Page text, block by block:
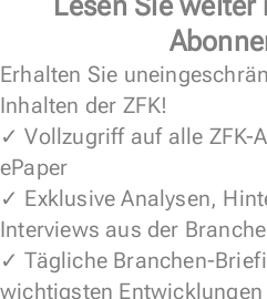
Erhalten Sie
Inhalten der ZFK!
✓ Vollzugriff auf alle ZFK-
ePaper
✓ Exklusive Analysen,
Interviews aus der Branche
✓ Tägliche Branchen-
wichtigsten Entwicklungen